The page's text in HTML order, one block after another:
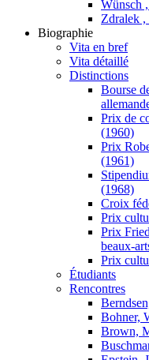
Wünsch
Zdralek
Biographie
Vita en bref
Vita détaillé
Distinctions
Bourse
Prix de
(1960)
Prix
(1961)
(1968)
Croix
Prix
Prix
beaux-
Prix
Étudiants
Rencontres
Bohner,
Brown,